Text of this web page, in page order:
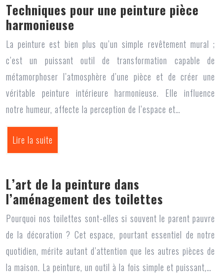
Techniques pour une peinture pièce
harmonieuse
La peinture est bien plus qu’un simple revêtement mural ;
c’est un puissant outil de transformation capable de
métamorphoser l’atmosphère d’une pièce et de créer une
véritable peinture intérieure harmonieuse. Elle influence
notre humeur, affecte la perception de l’espace et…
Lire la suite
L’art de la peinture dans
l’aménagement des toilettes
Pourquoi nos toilettes sont-elles si souvent le parent pauvre
de la décoration ? Cet espace, pourtant essentiel de notre
quotidien, mérite autant d’attention que les autres pièces de
la maison. La peinture, un outil à la fois simple et puissant,…